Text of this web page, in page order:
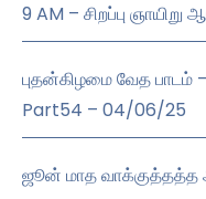
9 AM – சிறப்பு
புதன்கிழமை வேத பாடம்
Part54 – 04/06/25
ஜூன் மாத